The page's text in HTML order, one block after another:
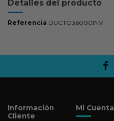
Detalles del producto
Referencia DUCTO36000INV
Información
Cliente
Mi Cuenta